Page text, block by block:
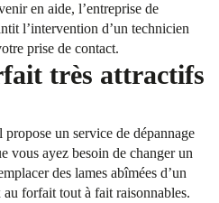
en aide, l’entreprise de
l’intervention d’un technicien
prise de contact.
très attractifs
un service de dépannage
vous ayez besoin de changer un
des lames abîmées d’un
forfait tout à fait raisonnables.